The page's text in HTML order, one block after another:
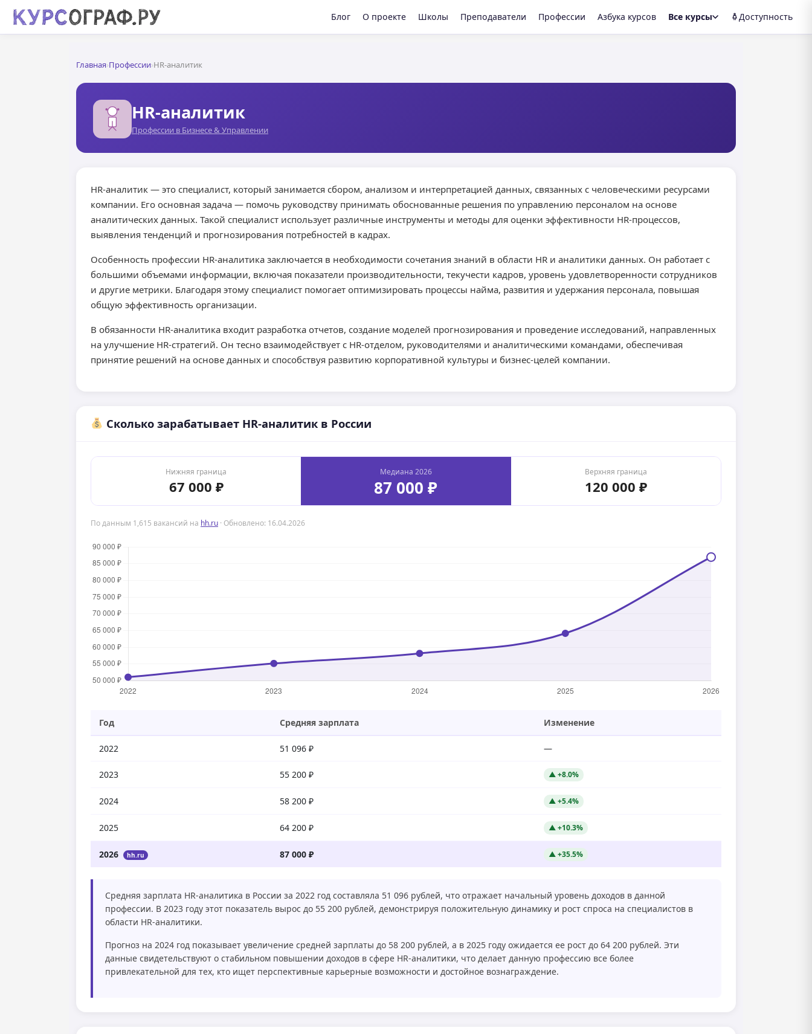
Блог О проекте Школы Преподаватели Профессии Азбука курсов Все курсы Доступность
Главная›Профессии›HR-аналитик
HR-аналитик
Профессии в Бизнесе & Управлении
HR-аналитик — это специалист, который занимается сбором, анализом и интерпретацией данных, связанных с человеческими ресурсами
компании. Его основная задача — помочь руководству принимать обоснованные решения по управлению персоналом на основе
аналитических данных. Такой специалист использует различные инструменты и методы для оценки эффективности HR-процессов,
выявления тенденций и прогнозирования потребностей в кадрах.
Особенность профессии HR-аналитика заключается в необходимости сочетания знаний в области HR и аналитики данных. Он работает с
большими объемами информации, включая показатели производительности, текучести кадров, уровень удовлетворенности сотрудников
и другие метрики. Благодаря этому специалист помогает оптимизировать процессы найма, развития и удержания персонала, повышая
общую эффективность организации.
В обязанности HR-аналитика входит разработка отчетов, создание моделей прогнозирования и проведение исследований, направленных
на улучшение HR-стратегий. Он тесно взаимодействует с HR-отделом, руководителями и аналитическими командами, обеспечивая
принятие решений на основе данных и способствуя развитию корпоративной культуры и бизнес-целей компании.
Сколько зарабатывает HR-аналитик в России
Нижняя граница
67 000 ₽
Медиана 2026
87 000 ₽
Верхняя граница
120 000 ₽
По данным 1,615 вакансий на hh.ru · Обновлено: 16.04.2026
Год Средняя зарплата Изменение
2022 51 096 ₽ —
2023 55 200 ₽ ▲ +8.0%
2024 58 200 ₽ ▲ +5.4%
2025 64 200 ₽ ▲ +10.3%
2026 hh.ru 87 000 ₽ ▲ +35.5%
Средняя зарплата HR-аналитика в России за 2022 год составляла 51 096 рублей, что отражает начальный уровень доходов в данной
профессии. В 2023 году этот показатель вырос до 55 200 рублей, демонстрируя положительную динамику и рост спроса на специалистов в
области HR-аналитики.
Прогноз на 2024 год показывает увеличение средней зарплаты до 58 200 рублей, а в 2025 году ожидается ее рост до 64 200 рублей. Эти
данные свидетельствуют о стабильном повышении доходов в сфере HR-аналитики, что делает данную профессию все более
привлекательной для тех, кто ищет перспективные карьерные возможности и достойное вознаграждение.